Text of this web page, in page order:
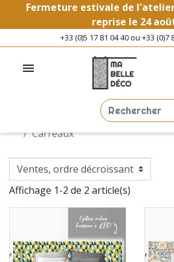
Fermeture estivale de
reprise le 24
+33 (0)5 17 81 04 40 ou +33 (0)7

Chambre
Têtes de lit
Carreaux
Affichage 1-2 de 2 article(s)